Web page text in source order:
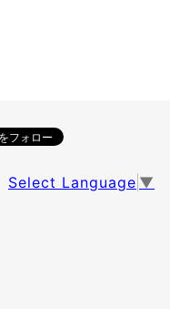
Select Language ▼